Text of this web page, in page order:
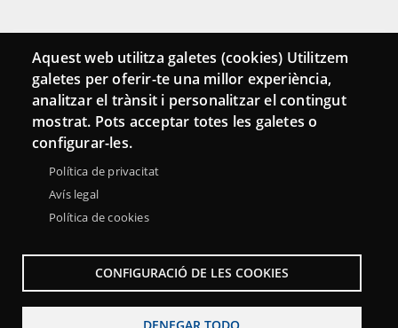
Conecta
Contacto
Hemeroteca
Aquest web utilitza galetes (cookies) Utilitzem
galetes per oferir-te una millor experiència,
analitzar el trànsit i personalitzar el contingut
mostrat. Pots acceptar totes les galetes o
configurar-les.
Política de privacitat
Avís legal
Política de cookies
CONFIGURACIÓ DE LES COOKIES
DENEGAR TODO